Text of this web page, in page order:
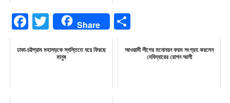
Facebook
Twitter Share
ঢাকা-চট্টগ্রাম মহাসড়কে স্বস্তিতে ঘরে ফিরছে
মানুষ
আওয়ামী লীগের মনোনয়ন ফরম সংগ্রহ করলেন
দেবিদ্বারের রোশন আলী